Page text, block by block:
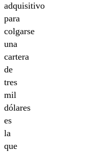
adquisitivo
para
colgarse
una
cartera
de
tres
mil
dólares
es
la
que